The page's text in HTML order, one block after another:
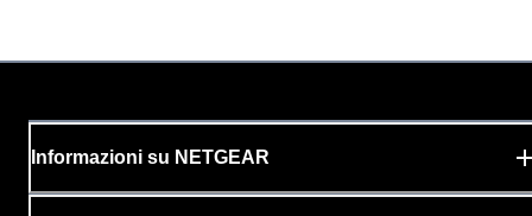
Informazioni su NETGEAR